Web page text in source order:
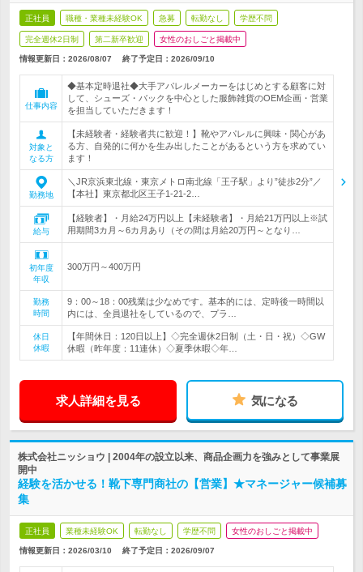
正社員 職種・業種未経験OK 急募 転勤なし 学歴不問
完全週休2日制 第二新卒歓迎 女性のおしごと掲載中
情報更新日：2026/08/07 終了予定日： 2026/09/10
仕事内容
◆基本定時退社◆大手アパレルメーカーをはじめとする顧客に対
して、シューズ・バックを中心とした服飾雑貨のOEM企画・営業
を担当していただきます！
対象と
なる方
【未経験者・経験者共に歓迎！】靴やアパレルに興味・関心があ
る方、自発的に何かを生み出したことがあるという方を求めてい
ます！
勤務地
＼JR京浜東北線・東京メトロ南北線「王子駅」より”徒歩2分”／
【本社】東京都北区王子1-21-2…
給与
【経験者】・月給24万円以上【未経験者】・月給21万円以上※試
用期間3カ月～6カ月あり（その間は月給20万円～となり…
初年度
年収
300万円～400万円
勤務
時間
9：00～18：00残業は少なめです。基本的には、定時後一時間以
内には、全員退社をしているので、プラ…
休日
休暇
【年間休日：120日以上】◇完全週休2日制（土・日・祝）◇GW
休暇（昨年度：11連休）◇夏季休暇◇年…
求人詳細を見る 気になる
株式会社ニッショウ | 2004年の設立以来、商品企画力を強みとして事業展
開中
経験を活かせる！靴下専門商社の【営業】★マネージャー候補募
集
正社員 業種未経験OK 転勤なし 学歴不問 女性のおしごと掲載中
情報更新日：2026/03/10 終了予定日： 2026/09/07